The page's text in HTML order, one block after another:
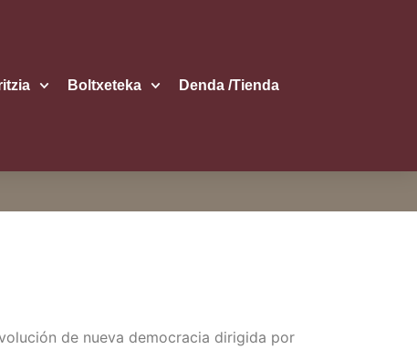
Boltxe­te­ka Den­da /​Tien­da
de nue­va demo­cra­cia diri­gi­da por